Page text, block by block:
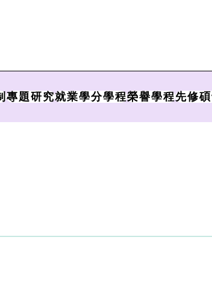
專題研究就業學分學程榮譽學程先修